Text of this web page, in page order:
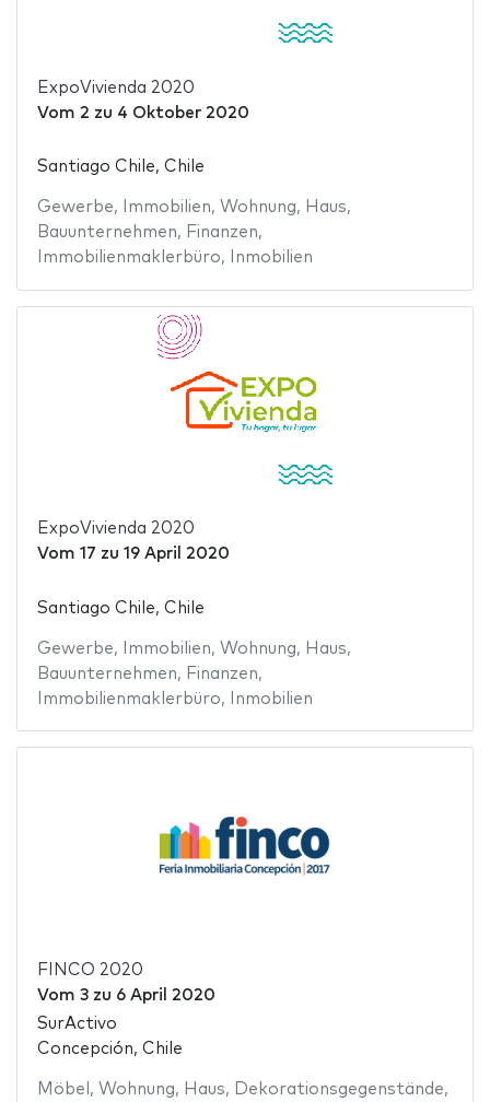
ExpoVivienda 2020
Vom 2 zu 4 Oktober 2020
Santiago Chile, Chile
Gewerbe, Immobilien, Wohnung, Haus,
Bauunternehmen, Finanzen,
Immobilienmaklerbüro, Inmobilien
ExpoVivienda 2020
Vom 17 zu 19 April 2020
Santiago Chile, Chile
Gewerbe, Immobilien, Wohnung, Haus,
Bauunternehmen, Finanzen,
Immobilienmaklerbüro, Inmobilien
FINCO 2020
Vom 3zu 6 April 2020
SurActivo
Concepción, Chile
Möbel , Wohnung, Haus, Dekorationsgegenstände,